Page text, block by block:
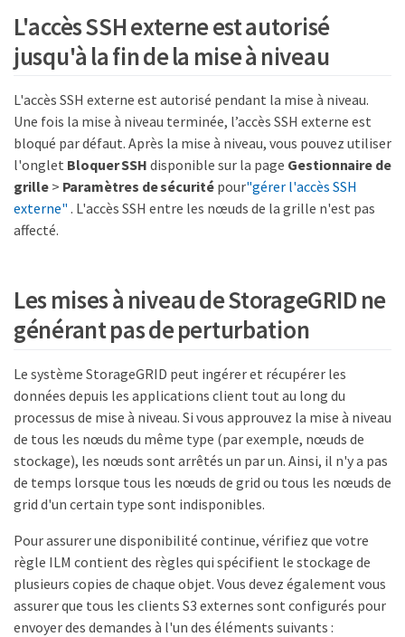
L'accès SSH externe est autorisé
jusqu'à la fin de la mise à niveau
L'accès SSH externe est autorisé pendant la mise à niveau.
Une fois la mise à niveau terminée, l’accès SSH externe est
bloqué par défaut. Après la mise à niveau, vous pouvez utiliser
l'onglet Bloquer SSH disponible sur la page Gestionnaire de
grille> Paramètres de sécuritépour"gérer l'accès SSH
externe" . L'accès SSH entre les nœuds de la grille n'est pas
affecté.
Les mises à niveau de StorageGRID ne
générant pas de perturbation
Le système StorageGRID peut ingérer et récupérer les
données depuis les applications client tout au long du
processus de mise à niveau. Si vous approuvez la mise à niveau
de tous les nœuds du même type (par exemple, nœuds de
stockage), les nœuds sont arrêtés un par un. Ainsi, il n'y a pas
de temps lorsque tous les nœuds de grid ou tous les nœuds de
grid d'un certain type sont indisponibles.
Pour assurer une disponibilité continue, vérifiez que votre
règle ILM contient des règles qui spécifient le stockage de
plusieurs copies de chaque objet. Vous devez également vous
assurer que tous les clients S3 externes sont configurés pour
envoyer des demandes à l'un des éléments suivants :